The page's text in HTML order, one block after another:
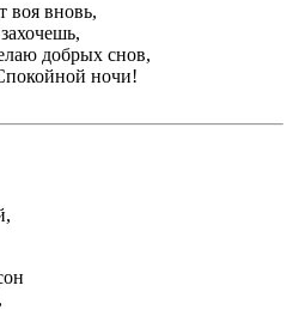
воя вновь,
добрых снов,
ночи!